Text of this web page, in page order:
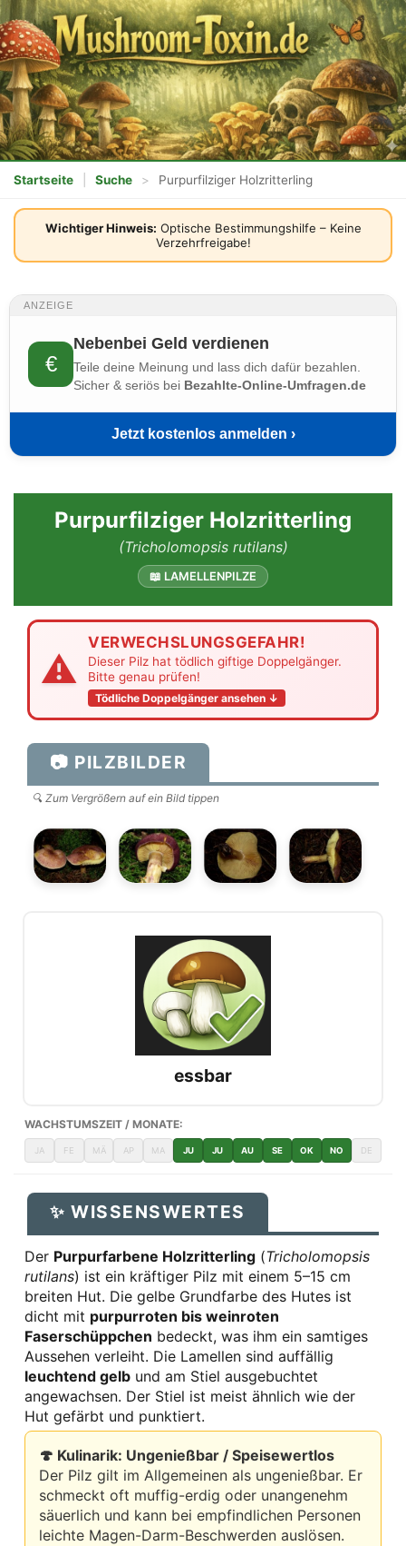
Startseite Suche > Purpurfilziger Holzritterling
Wichtiger Hinweis: Optische Bestimmungshilfe – Keine
Verzehrfreigabe!
ANZEIGE
€
Nebenbei Geld verdienen
Teile deine Meinung und lass dich dafür bezahlen.
Sicher & seriös bei Bezahlte-Online-Umfragen.de
Jetzt kostenlos anmelden ›
Purpurfilziger Holzritterling
(Tricholomopsis rutilans)
📖 LAMELLENPILZE
⚠
VERWECHSLUNGSGEFAHR!
Dieser Pilz hat tödlich giftige Doppelgänger.
Bitte genau prüfen!
Tödliche Doppelgänger ansehen ↓
📷 PILZBILDER
🔍 Zum Vergrößern auf ein Bild tippen
essbar
WACHSTUMSZEIT / MONATE:
JA FE MÄ AP MA JU JU AU SE OK NO DE
✨ WISSENSWERTES
Der Purpurfarbene Holzritterling (Tricholomopsis
rutilans) ist ein kräftiger Pilz mit einem 5–15 cm
breiten Hut. Die gelbe Grundfarbe des Hutes ist
dicht mit purpurroten bis weinroten
Faserschüppchen bedeckt, was ihm ein samtiges
Aussehen verleiht. Die Lamellen sind auffällig
leuchtend gelb und am Stiel ausgebuchtet
angewachsen. Der Stiel ist meist ähnlich wie der
Hut gefärbt und punktiert.
🍄 Kulinarik: Ungenießbar / Speisewertlos
Der Pilz gilt im Allgemeinen als ungenießbar. Er
schmeckt oft muffig-erdig oder unangenehm
säuerlich und kann bei empfindlichen Personen
leichte Magen-Darm-Beschwerden auslösen.